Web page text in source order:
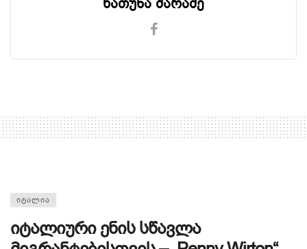
ხათუნა შარაძე
ᲘᲢᲐᲚᲘᲐ
იტალიური ენის სწავლა